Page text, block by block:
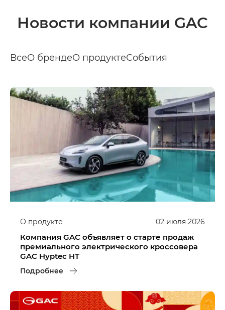
Новости компании GAC
ВсеО брендеО продуктеСобытия
02 июля 2026
О продукте
Компания GAC объявляет о старте продаж
премиального электрического кроссовера
GAC Hyptec HT
Подробнее